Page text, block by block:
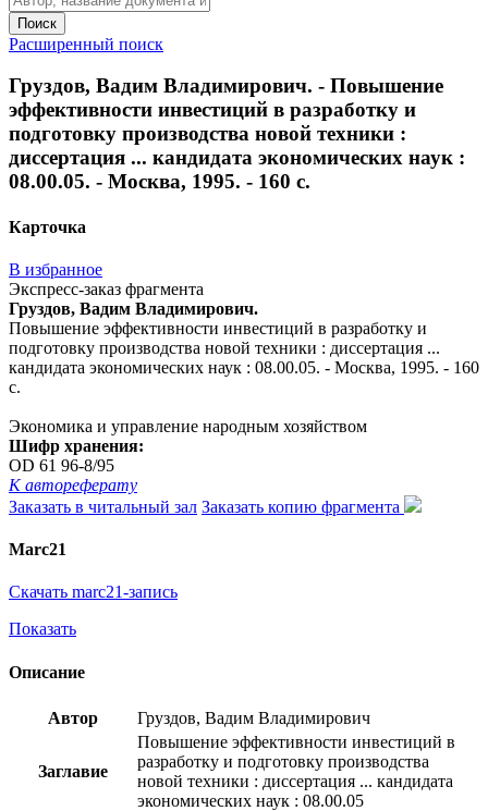
Поиск
Расширенный поиск
Груздов, Вадим Владимирович. - Повышение
эффективности инвестиций в разработку и
подготовку производства новой техники :
диссертация ... кандидата экономических наук :
08.00.05. - Москва, 1995. - 160 с.
Карточка
В избранное
Экспресс-заказ фрагмента
Груздов, Вадим Владимирович.
Повышение эффективности инвестиций в разработку и
подготовку производства новой техники : диссертация ...
кандидата экономических наук : 08.00.05. - Москва, 1995. - 160
с.
Экономика и управление народным хозяйством
Шифр хранения:
OD 61 96-8/95
К автореферату
Заказать в читальный зал Заказать копию фрагмента
Marc21
Скачать marc21-запись
Показать
Описание
Автор Груздов, Вадим Владимирович
Заглавие
Повышение эффективности инвестиций в
разработку и подготовку производства
новой техники : диссертация ... кандидата
экономических наук : 08.00.05